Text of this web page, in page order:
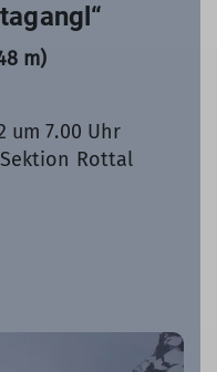
m)
um 7.00 Uhr
Rottal